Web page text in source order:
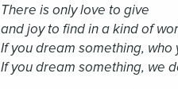
There is only love to give
and joy to find in a kind of
If you dream something, who
If you dream something, we